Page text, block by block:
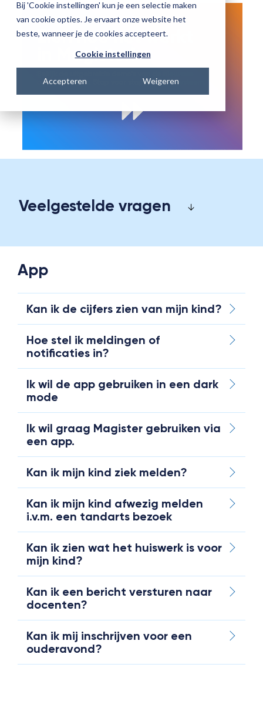
Bij 'Cookie instellingen' kun je een selectie maken
van cookie opties. Je ervaart onze website het
beste, wanneer je de cookies accepteert.
Cookie instellingen
Accepteren Weigeren
Veelgestelde vragen
App
Kan ik de cijfers zien van mijn kind?
Hoe stel ik meldingen of
notificaties in?
Ik wil de app gebruiken in een dark
mode
Ik wil graag Magister gebruiken via
een app.
Kan ik mijn kind ziek melden?
Kan ik mijn kind afwezig melden
i.v.m. een tandarts bezoek
Kan ik zien wat het huiswerk is voor
mijn kind?
Kan ik een bericht versturen naar
docenten?
Kan ik mij inschrijven voor een
ouderavond?